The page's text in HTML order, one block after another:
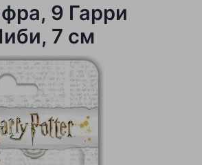
9 Гарри
7 см